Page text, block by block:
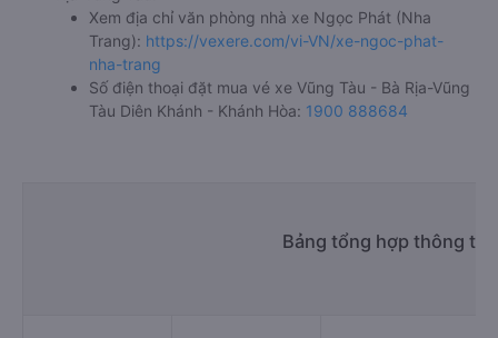
Xem địa chỉ văn phòng nhà xe Ngọc Phát (Nha
Trang): https://vexere.com/vi-VN/xe-ngoc-phat-
nha-trang
Số điện thoại đặt mua vé xe Vũng Tàu - Bà Rịa-Vũng
Tàu Diên Khánh - Khánh Hòa: 1900 888684
Bảng tổng hợp thông tin